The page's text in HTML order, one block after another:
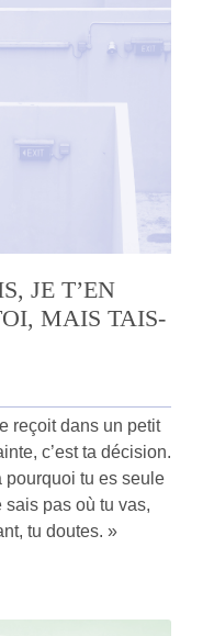
JE T’EN
MAIS TAIS-
reçoit dans un petit
c’est ta décision.
pourquoi tu es seule
sais pas où tu vas,
tu doutes. »